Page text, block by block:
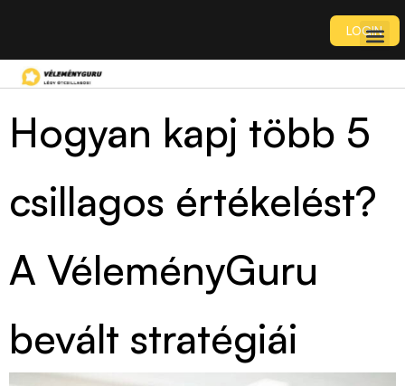
LOGIN
Hogyan kapj több 5
csillagos értékelést?
A VéleményGuru
bevált stratégiái